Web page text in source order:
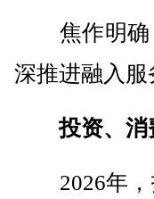
焦作明确
深推进融入服
投资、消
2026年，